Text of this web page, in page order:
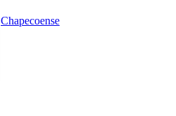
Chapecoense